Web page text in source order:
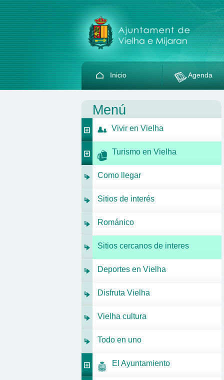
Inicio Agenda
Menú
Vivir en Vielha
Turismo en Vielha
Como llegar
Sitios de interés
Románico
Sitios cercanos de interes
Deportes en Vielha
Disfruta Vielha
Vielha cultura
Todo en uno
El Ayuntamiento